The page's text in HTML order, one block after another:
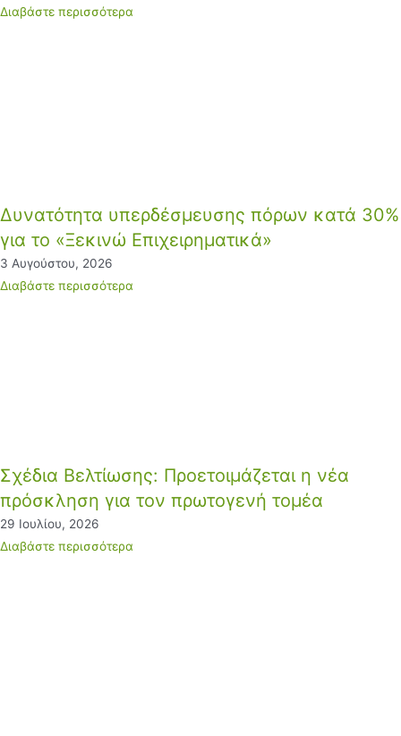
Διαβάστε περισσότερα
Δυνατότητα υπερδέσμευσης πόρων κατά 30%
για το «Ξεκινώ Επιχειρηματικά»
3 Αυγούστου, 2026
Διαβάστε περισσότερα
Σχέδια Βελτίωσης: Προετοιμάζεται η νέα
πρόσκληση για τον πρωτογενή τομέα
29 Ιουλίου, 2026
Διαβάστε περισσότερα